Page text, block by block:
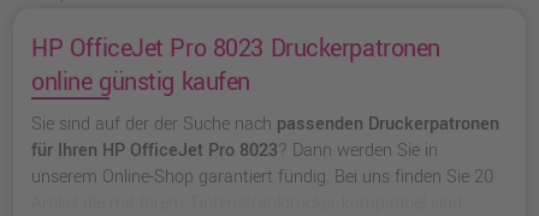
HP OfficeJet Pro 8023 Druckerpatronen
online günstig kaufen
Sie sind auf der der Suche nach passenden Druckerpatronen
für Ihren HP OfficeJet Pro 8023? Dann werden Sie in
unserem Online-Shop garantiert fündig. Bei uns finden Sie 20